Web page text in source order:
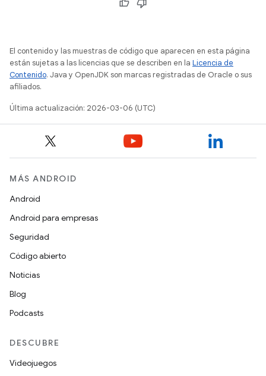
El contenido y las muestras de código que aparecen en esta página
están sujetas a las licencias que se describen en la Licencia de
Contenido. Java y OpenJDK son marcas registradas de Oracle o sus
afiliados.
Última actualización: 2026-03-06 (UTC)
MÁS ANDROID
Android
Android para empresas
Seguridad
Código abierto
Noticias
Blog
Podcasts
DESCUBRE
Videojuegos